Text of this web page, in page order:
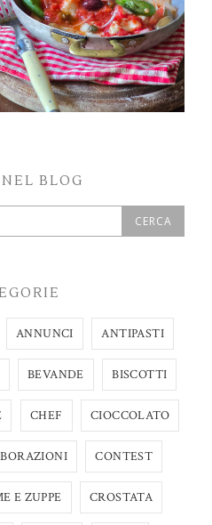
BLOG
ANNUNCI ANTIPASTI
BEVANDE BISCOTTI
CHEF CIOCCOLATO
CONTEST
E ZUPPE CROSTATA